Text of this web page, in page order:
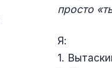
просто
Я:
1.